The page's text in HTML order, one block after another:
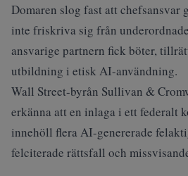
Domaren slog fast att chefsansvar
inte friskriva sig från
ansvarige partnern fick böter,
utbildning i etisk AI-användning.
Wall Street-byrån Sullivan &
erkänna att en inlaga i ett federalt
innehöll flera AI-genererade
felciterade rättsfall och